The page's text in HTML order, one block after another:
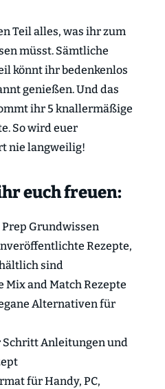
Teil alles, was ihr zum
müsst. Sämtliche
könnt ihr bedenkenlos
genießen. Und das
ihr 5 knallermäßige
So wird euer
nie langweilig!
euch freuen:
Grundwissen
Rezepte,
sind
and Match Rezepte
Alternativen für
Anleitungen und
für Handy, PC,